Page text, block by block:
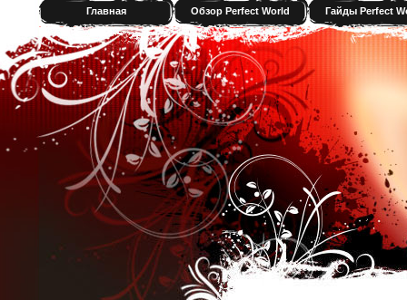
Главная Обзор Perfect World Гайды Perfect